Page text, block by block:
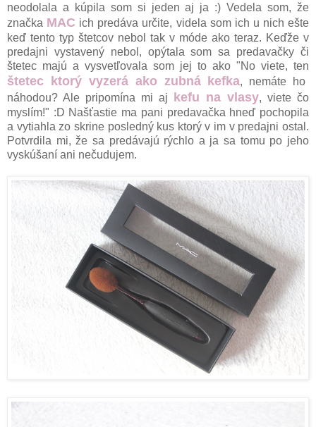
neodolala a kúpila som si jeden aj ja :) Vedela som, že
značka MAC ich predáva určite, videla som ich u nich ešte
keď tento typ štetcov nebol tak v móde ako teraz. Keďže v
predajni vystavený nebol, opýtala som sa predavačky či
štetec majú a vysvetľovala som jej to ako "No viete, ten
štetec ktorý vyzerá ako zubná kefka, nemáte ho
náhodou? Ale pripomína mi aj kefu na vlasy, viete čo
myslím!" :D Našťastie ma pani predavačka hneď pochopila
a vytiahla zo skrine posledný kus ktorý v im v predajni ostal.
Potvrdila mi, že sa predávajú rýchlo a ja sa tomu po jeho
vyskúšaní ani nečudujem.